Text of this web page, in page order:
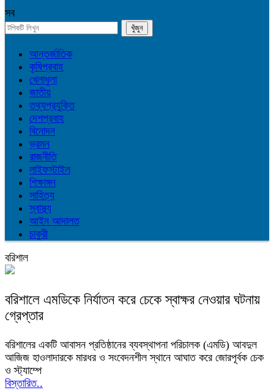
সব
আন্তর্জাতিক
কৃষিপ্রবাহ
খেলাধুলা
জাতীয়
তথ্যপ্রযুক্তি
দেশপ্রবাহ
বিনোদন
ভ্রমন
রাজনীতি
লাইফস্টাইল
শিক্ষাঙ্গন
সাহিত্য
স্বাস্থ্য
আইন আদালত
চাকুরী
বরিশাল
বরিশালে এমডিকে নির্যাতন করে চেকে স্বাক্ষর নেওয়ার ঘটনায়
গ্রেপ্তার
বরিশালের একটি আবাসন প্রতিষ্ঠানের ব্যবস্থাপনা পরিচালক (এমডি) আবদুল
আজিজ হাওলাদারকে মারধর ও সংবেদনশীল স্থানে আঘাত করে জোরপূর্বক চেক
ও স্ট্যাম্পে
বিস্তারিত..